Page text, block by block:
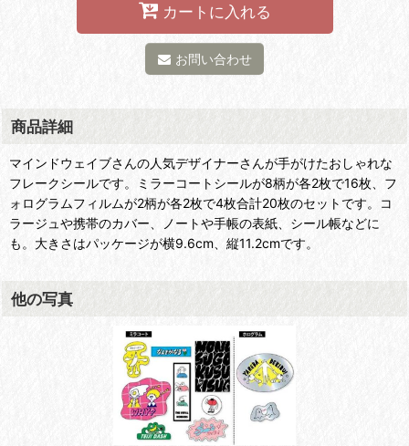
カートに入れる
お問い合わせ
商品詳細
マインドウェイブさんの人気デザイナーさんが手がけたおしゃれな
フレークシールです。ミラーコートシールが8柄が各2枚で16枚、フ
ォログラムフィルムが2柄が各2枚で4枚合計20枚のセットです。コ
ラージュや携帯のカバー、ノートや手帳の表紙、シール帳などに
も。大きさはパッケージが横9.6cm、縦11.2cmです。
他の写真